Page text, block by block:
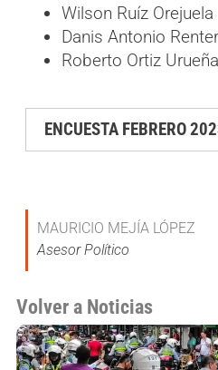
Wilson Ruíz Orejuela
Danis Antonio
Roberto Ortiz Urueña
ENCUESTA FEBRERO
MAURICIO MEJÍA LÓPEZ
Asesor Político
Volver a Noticias